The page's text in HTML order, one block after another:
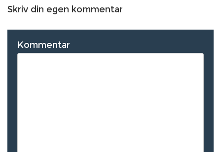
Skriv din egen kommentar
Kommentar